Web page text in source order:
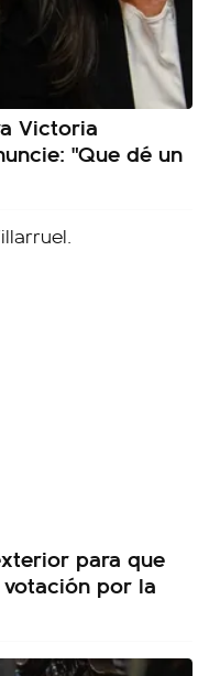
Victoria
"Que dé un
para que
por la